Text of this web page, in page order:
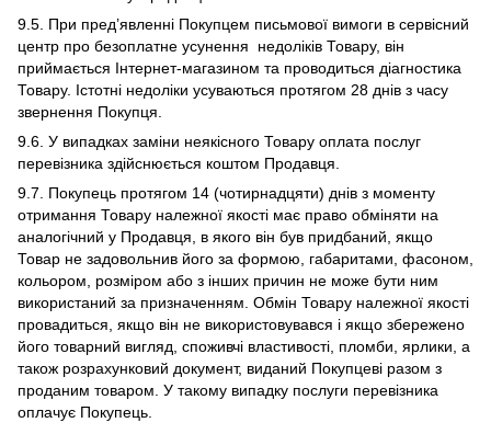
9.5. При пред’явленні Покупцем письмової вимоги в сервісний
центр про безоплатне усунення недоліків Товару, він
приймається Інтернет-магазином та проводиться діагностика
Товару. Істотні недоліки усуваються протягом 28 днів з часу
звернення Покупця.
9.6. У випадках заміни неякісного Товару оплата послуг
перевізника здійснюється коштом Продавця.
9.7. Покупець протягом 14 (чотирнадцяти) днів з моменту
отримання Товару належної якості має право обміняти на
аналогічний у Продавця, в якого він був придбаний, якщо
Товар не задовольнив його за формою, габаритами, фасоном,
кольором, розміром або з інших причин не може бути ним
використаний за призначенням. Обмін Товару належної якості
провадиться, якщо він не використовувався і якщо збережено
його товарний вигляд, споживчі властивості, пломби, ярлики, а
також розрахунковий документ, виданий Покупцеві разом з
проданим товаром. У такому випадку послуги перевізника
оплачує Покупець.